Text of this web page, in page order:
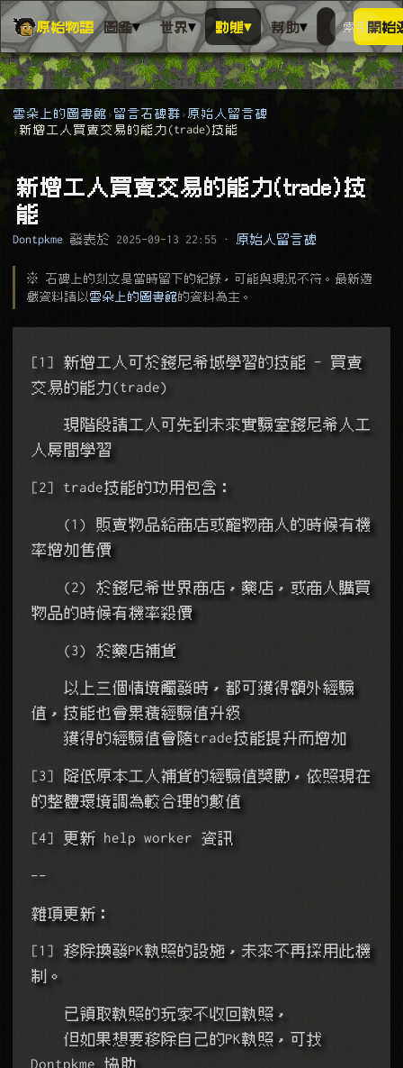
原始物語 圖鑑▾ 世界▾ 動態▾ 幫助▾
搜尋萬物
搜人物、
索引開始
雲朵上的圖書館 留言石碑群
原始人留言碑
新增工人買賣交易的能力(trade)技能
新增工人買賣交易的能力(trade)技
能
Dontpkme 發表於 2025-09-13 22:55 · 原始人留言碑
※ 石碑上的刻文是當時留下的紀錄，可能與現況不符。最新遊
戲資料請以 雲朵上的圖書館的資料為主。
[1] 新增工人可於錢尼希城學習的技能 - 買賣
交易的能力(trade)
人房間學習
[2] trade技能的功用包含：
率增加售價
物品的時候有機率殺價
    (3) 於藥店補貨
值，技能也會累積經驗值升級
    獲得的經驗值會隨trade技能提升而增加
[3] 降低原本工人補貨的經驗值獎勵，依照現在
的整體環境調為較合理的數值
[4] 更新 help worker 資訊
--
雜項更新：
[1] 移除換發PK執照的設施，未來不再採用此機
制。
    已領取執照的玩家不收回執照，
Dontpkme 協助